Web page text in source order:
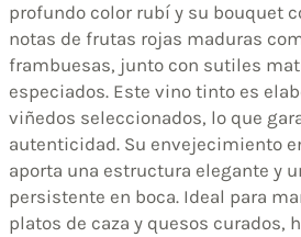
profundo color rubí y su bouquet
notas de frutas rojas maduras
frambuesas, junto con sutiles
especiados. Este vino tinto es
viñedos seleccionados, lo que
autenticidad. Su envejecimiento
aporta una estructura elegante y
persistente en boca. Ideal para
platos de caza y quesos curados,